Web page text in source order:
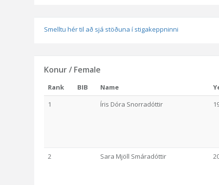
Smelltu hér til að sjá stöðuna í stigakeppninni
Konur / Female
Rank BIB Name
1
Íris Dóra Snorradóttir
2 Sara Mjöll Smáradóttir